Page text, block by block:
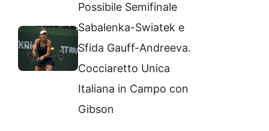
Possibile Semifinale
Sabalenka-Swiatek e
Sfida Gauff-Andreeva.
Cocciaretto Unica
Italiana in Campo con
Gibson